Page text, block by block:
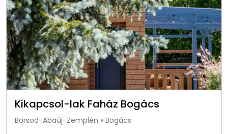
Kikapcsol-lak Faház Bogács
Borsod-Abaúj-Zemplén » Bogács